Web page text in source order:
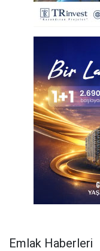
Emlak Haberleri